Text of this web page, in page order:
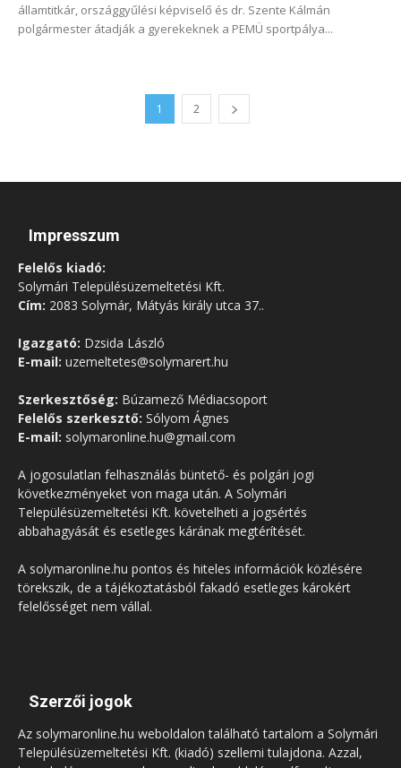
államtitkár, országgyűlési képviselő és dr. Szente Kálmán
polgármester átadják a gyerekeknek a PEMÜ sportpálya...
1 2
Impresszum
Felelős kiadó:
Solymári Településüzemeltetési Kft.
Cím: 2083 Solymár, Mátyás király utca 37..
Igazgató: Dzsida László
E-mail: uzemeltetes@solymarert.hu
Szerkesztőség: Búzamező Médiacsoport
Felelős szerkesztő: Sólyom Ágnes
E-mail: solymaronline.hu@gmail.com
A jogosulatlan felhasználás büntető- és polgári jogi
következményeket von maga után. A Solymári
Településüzemeltetési Kft. követelheti a jogsértés
abbahagyását és esetleges kárának megtérítését.
A solymaronline.hu pontos és hiteles információk közlésére
törekszik, de a tájékoztatásból fakadó esetleges károkért
felelősséget nem vállal.
Szerzői jogok
Az solymaronline.hu weboldalon található tartalom a Solymári
Településüzemeltetési Kft. (kiadó) szellemi tulajdona. Azzal,